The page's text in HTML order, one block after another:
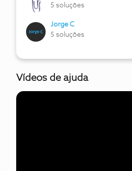
5 soluções
Jorge C
5 soluções
Vídeos de ajuda